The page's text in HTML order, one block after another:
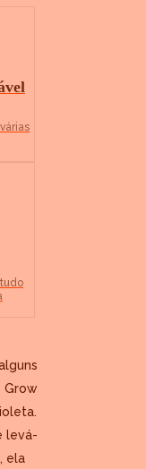
Grow
levá-
ela